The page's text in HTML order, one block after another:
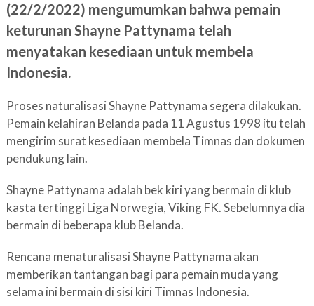
(22/2/2022) mengumumkan bahwa pemain
keturunan Shayne Pattynama telah
menyatakan kesediaan untuk membela
Indonesia.
Proses naturalisasi Shayne Pattynama segera dilakukan.
Pemain kelahiran Belanda pada 11 Agustus 1998 itu telah
mengirim surat kesediaan membela Timnas dan dokumen
pendukung lain.
Shayne Pattynama adalah bek kiri yang bermain di klub
kasta tertinggi Liga Norwegia, Viking FK. Sebelumnya dia
bermain di beberapa klub Belanda.
Rencana menaturalisasi Shayne Pattynama akan
memberikan tantangan bagi para pemain muda yang
selama ini bermain di sisi kiri Timnas Indonesia.